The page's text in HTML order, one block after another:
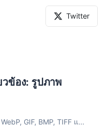
Twitter
วข้อง: รูปภาพ
GIF, BMP, TIFF แ...